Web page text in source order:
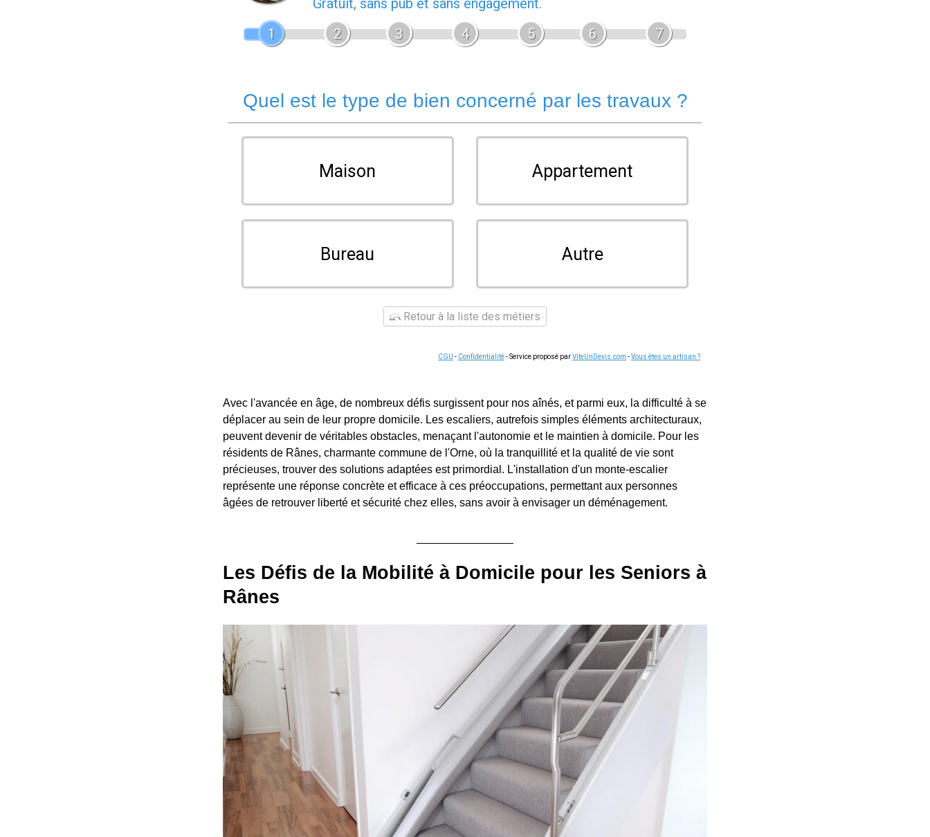
Gratuit, sans pub et sans engagement.
1
2 3 4 5 6 7
Quel est le type de bien concerné par les travaux ?
Maison Appartement
Bureau Autre
Retour à la liste des métiers
CGU - Confidentialité- Service proposé parViteUnDevis.com -Vous êtes un artisan ?
Avec l'avancée en âge, de nombreux défis surgissent pour nos aînés, et parmi eux, la difficulté à se
déplacer au sein de leur propre domicile. Les escaliers, autrefois simples éléments architecturaux,
peuvent devenir de véritables obstacles, menaçant l'autonomie et le maintien à domicile. Pour les
résidents de Rânes, charmante commune de l'Orne, où la tranquillité et la qualité de vie sont
précieuses, trouver des solutions adaptées est primordial. L'installation d'un monte-escalier
représente une réponse concrète et efficace à ces préoccupations, permettant aux personnes
âgées de retrouver liberté et sécurité chez elles, sans avoir à envisager un déménagement.
Les Défis de la Mobilité à Domicile pour les Seniors à
Rânes